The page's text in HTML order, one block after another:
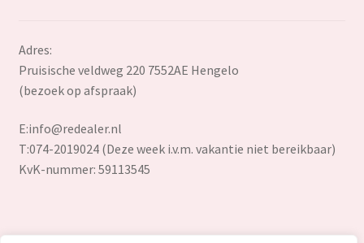
Adres:
Pruisische veldweg 220 7552AE Hengelo
(bezoek op afspraak)
E:info@redealer.nl
T:074-2019024 (Deze week i.v.m. vakantie niet bereikbaar)
KvK-nummer: 59113545